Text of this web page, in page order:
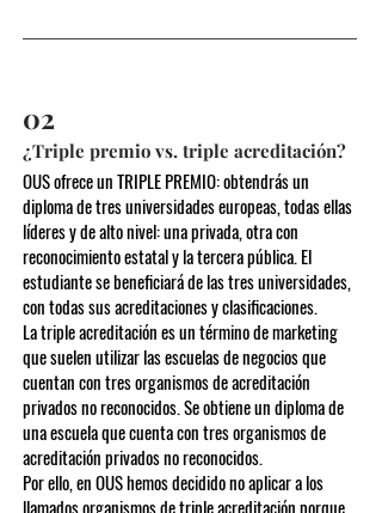
02
¿Triple premio vs. triple acreditación?
OUS ofrece un TRIPLE PREMIO: obtendrás un
diploma de tres universidades europeas, todas ellas
líderes y de alto nivel: una privada, otra con
reconocimiento estatal y la tercera pública. El
estudiante se beneficiará de las tres universidades,
con todas sus acreditaciones y clasificaciones.
La triple acreditación es un término de marketing
que suelen utilizar las escuelas de negocios que
cuentan con tres organismos de acreditación
privados no reconocidos. Se obtiene un diploma de
una escuela que cuenta con tres organismos de
acreditación privados no reconocidos.
Por ello, en OUS hemos decidido no aplicar a los
llamados organismos de triple acreditación porque